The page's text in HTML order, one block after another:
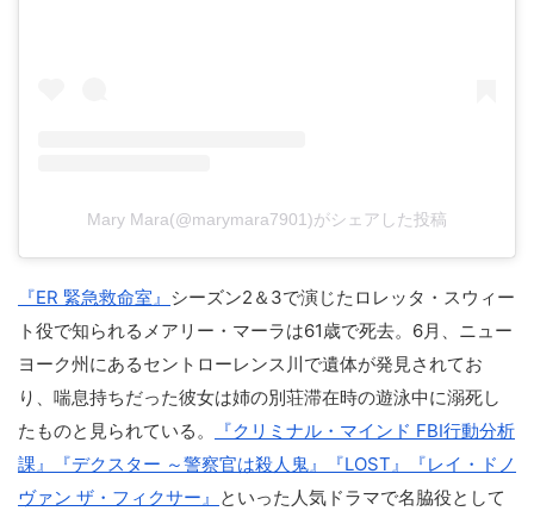
Mary Mara(@marymara7901)がシェアした投稿
『ER 緊急救命室』 シーズン2＆3で演じたロレッタ・スウィー
ト役で知られるメアリー・マーラは61歳で死去。6月、ニュー
ヨーク州にあるセントローレンス川で遺体が発見されてお
り、喘息持ちだった彼女は姉の別荘滞在時の遊泳中に溺死し
たものと見られている。
『クリミナル・マインド FBI行動分析
課』
『デクスター ～警察官は殺人鬼』 『LOST』
『レイ・ドノ
ヴァン ザ・フィクサー』 といった人気ドラマで名脇役として